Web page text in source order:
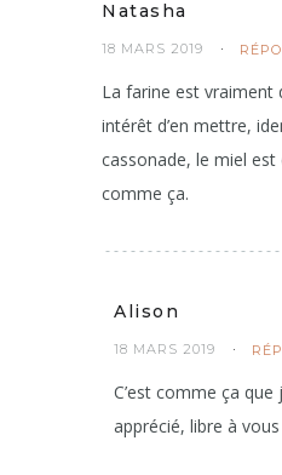
Natasha
18 MARS 2019
La farine est vraiment
intérêt d’en mettre,
cassonade, le miel est
comme ça.
Alison
18 MARS 2019
C’est comme ça que
apprécié, libre à